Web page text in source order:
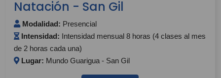
Natación - San Gil
Modalidad: Presencial
Intensidad: Intensidad mensual 8 horas (4 clases al mes
de 2 horas cada una)
Lugar: Mundo Guarigua - San Gil